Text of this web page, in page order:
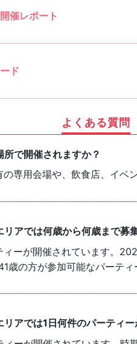
催レポート
ド
よくある質問
で開催されますか？
専用会場や、飲食店、イベ
アでは何歳から何歳まで募
ィーが開催されています。
歳の方が参加可能なパーティ
アでは1日何件のパーティ